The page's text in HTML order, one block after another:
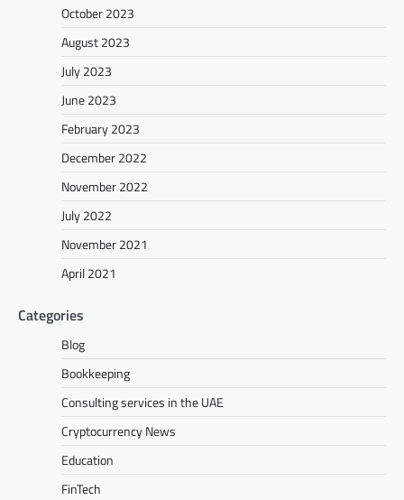
October 2023
August 2023
July 2023
June 2023
February 2023
December 2022
November 2022
July 2022
November 2021
April 2021
Categories
Blog
Bookkeeping
Consulting services in the UAE
Cryptocurrency News
Education
FinTech